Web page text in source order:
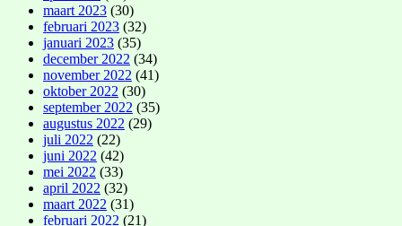
maart 2023 (30)
februari 2023 (32)
januari 2023 (35)
december 2022 (34)
november 2022 (41)
oktober 2022 (30)
september 2022 (35)
augustus 2022 (29)
juli 2022 (22)
juni 2022 (42)
mei 2022 (33)
april 2022 (32)
maart 2022 (31)
februari 2022 (21)